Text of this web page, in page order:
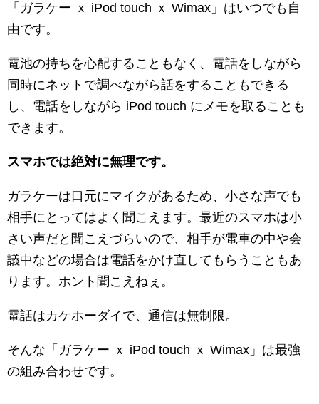
「ガラケー ｘ iPod touch ｘ Wimax」はいつでも自
由です。
電池の持ちを心配することもなく、電話をしながら
同時にネットで調べながら話をすることもできる
し、電話をしながら iPod touch にメモを取ることも
できます。
スマホでは絶対に無理です。
ガラケーは口元にマイクがあるため、小さな声でも
相手にとってはよく聞こえます。最近のスマホは小
さい声だと聞こえづらいので、相手が電車の中や会
議中などの場合は電話をかけ直してもらうこともあ
ります。ホント聞こえねぇ。
電話はカケホーダイで、通信は無制限。
そんな「ガラケー ｘ iPod touch ｘ Wimax」は最強
の組み合わせです。